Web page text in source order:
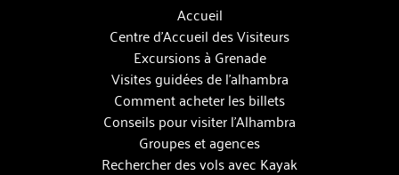
Accueil
Centre d’Accueil des Visiteurs
Excursions à Grenade
Visites guidées de l'alhambra
Comment acheter les billets
Conseils pour visiter l’Alhambra
Groupes et agences
Rechercher des vols avec Kayak